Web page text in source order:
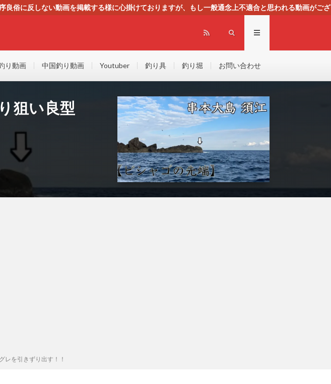
俗に反しない動画を掲載する様に心掛けておりますが、もし一般通念上不適合と思われる動画がござ
り動画 中国釣り動画 Youtuber 釣り具 釣り堀 お問い合わせ
狙い良型
レを引きずり出す！！